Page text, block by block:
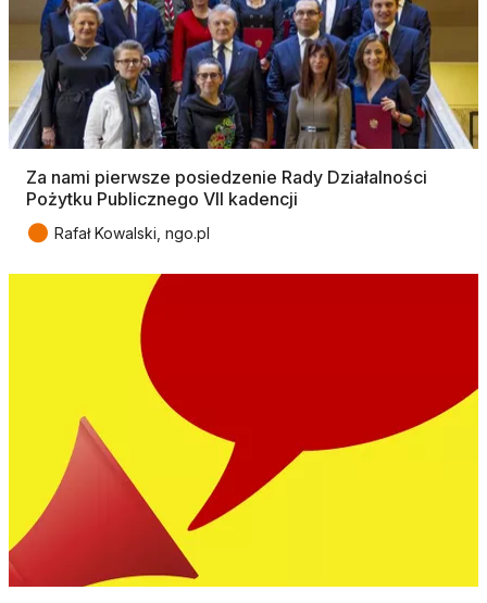
Za nami pierwsze posiedzenie Rady Działalności
Pożytku Publicznego VII kadencji
● Rafał Kowalski, ngo.pl